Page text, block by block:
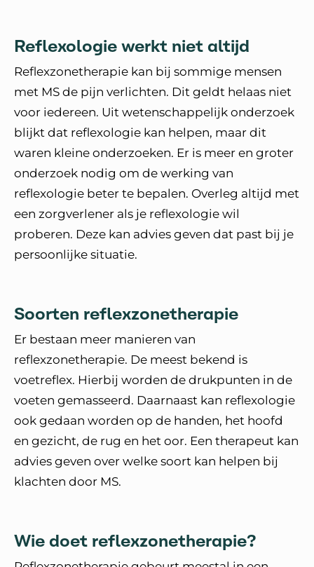
Reflexologie werkt niet altijd
Reflexzonetherapie kan bij sommige mensen
met MS de pijn verlichten. Dit geldt helaas niet
voor iedereen. Uit wetenschappelijk onderzoek
blijkt dat reflexologie kan helpen, maar dit
waren kleine onderzoeken. Er is meer en groter
onderzoek nodig om de werking van
reflexologie beter te bepalen. Overleg altijd met
een zorgverlener als je reflexologie wil
proberen. Deze kan advies geven dat past bij je
persoonlijke situatie.
Soorten reflexzonetherapie
Er bestaan meer manieren van
reflexzonetherapie. De meest bekend is
voetreflex. Hierbij worden de drukpunten in de
voeten gemasseerd. Daarnaast kan reflexologie
ook gedaan worden op de handen, het hoofd
en gezicht, de rug en het oor. Een therapeut kan
advies geven over welke soort kan helpen bij
klachten door MS.
Wie doet reflexzonetherapie?